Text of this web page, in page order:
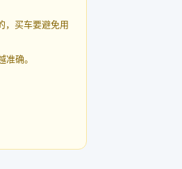
，买车要避免用
确。